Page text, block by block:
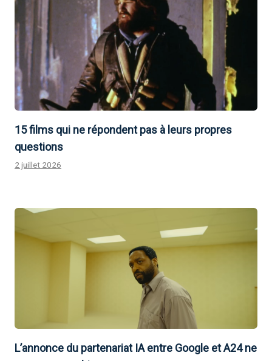
15 films qui ne répondent pas à leurs propres
questions
2 juillet 2026
L’annonce du partenariat IA entre Google et A24 ne